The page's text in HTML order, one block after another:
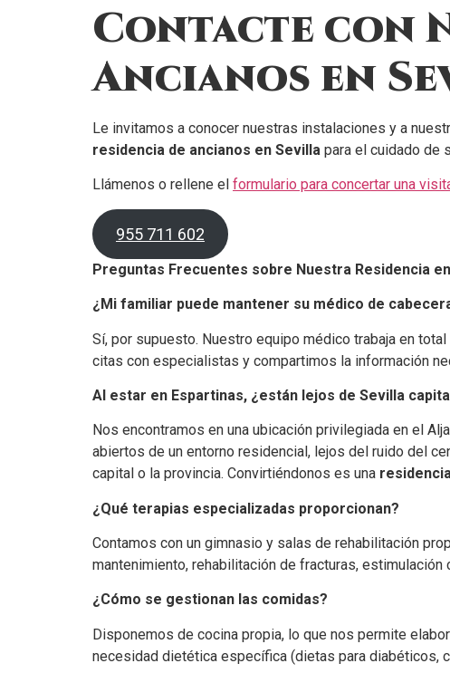
Contacte con
Ancianos en
Le invitamos a conocer nuestras instalaciones y a
residencia de ancianos en Sevilla para el cuidado de
Llámenos o rellene el formulario para concertar una
955 711 602
Preguntas Frecuentes sobre Nuestra Residencia
¿Mi familiar puede mantener su médico de
Sí, por supuesto. Nuestro equipo médico trabaja en
citas con especialistas y compartimos la información
Al estar en Espartinas, ¿están lejos de Sevilla
Nos encontramos en una ubicación privilegiada en el
abiertos de un entorno residencial, lejos del ruido del
capital o la provincia. Convirtiéndonos es una
¿Qué terapias especializadas proporcionan?
Contamos con un gimnasio y salas de rehabilitación
mantenimiento, rehabilitación de fracturas,
¿Cómo se gestionan las comidas?
Disponemos de cocina propia, lo que nos permite
necesidad dietética específica (dietas para diabéticos,